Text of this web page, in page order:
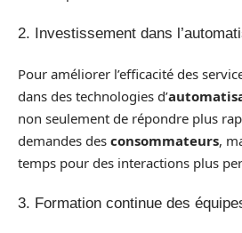
2. Investissement dans
Pour améliorer l’efficacité des
dans des technologies d’
non seulement de répondre plus
demandes des consommateurs,
temps pour des interactions plus
3. Formation continue des